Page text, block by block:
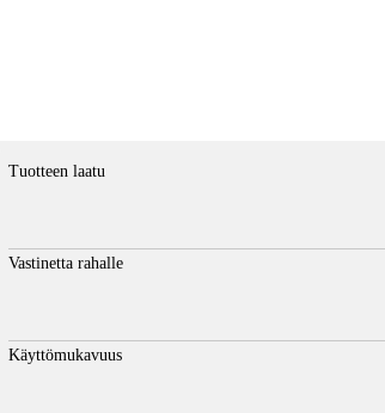
Tuotteen laatu
Vastinetta rahalle
Käyttömukavuus